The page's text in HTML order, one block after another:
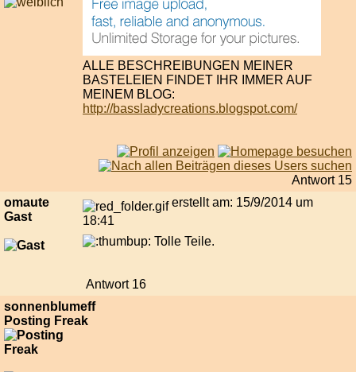
ALLE BESCHREIBUNGEN MEINER
BASTELEIEN FINDET IHR IMMER AUF
MEINEM BLOG:
http://bassladycreations.blogspot.com/
Antwort 15
omaute
Gast
erstellt am: 15/9/2014 um
18:41
Tolle Teile.
Antwort 16
sonnenblumeff
Posting Freak